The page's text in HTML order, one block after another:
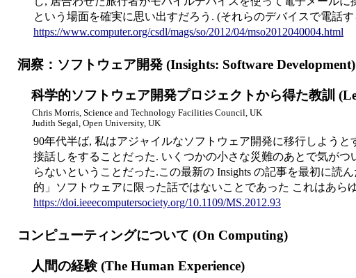
という場面を確実に思い出すだろう. (それらのデバイスで電話
https://www.computer.org/csdl/mags/so/2012/04/mso2012040004.html
洞察：ソフトウェア開発 (Insights: Software Development)
科学的ソフトウェア開発プロジェクトから得た教訓
Chris Morris, Science and Technology Facilities Council, UK
Judith Segal, Open University, UK
90年代半ば, 私はアジャイルなソフトウェア開発に移行しよう
接話しをすることだった. いくつかの小さな災難のあとで気が
らないということだった.この最新の Insights の記事を最初に読
的」ソフトウェアに限った話ではないことであった これはあ
https://doi.ieeecomputersociety.org/10.1109/MS.2012.93
コンピューティングについて (On Computing)
人間の経験 (The Human Experience)